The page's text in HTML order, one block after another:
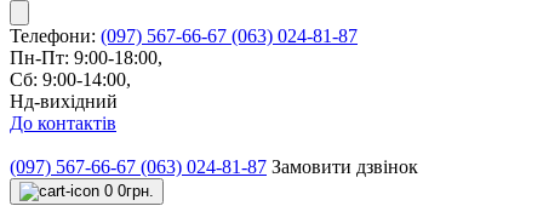
Телефони: (097) 567-66-67 (063) 024-81-87
Пн-Пт: 9:00-18:00,
Сб: 9:00-14:00,
Нд-вихідний
До контактів
(097) 567-66-67 (063) 024-81-87 Замовити дзвінок
0 0грн.